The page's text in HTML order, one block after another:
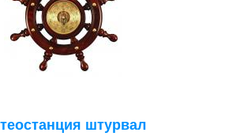
штурвал